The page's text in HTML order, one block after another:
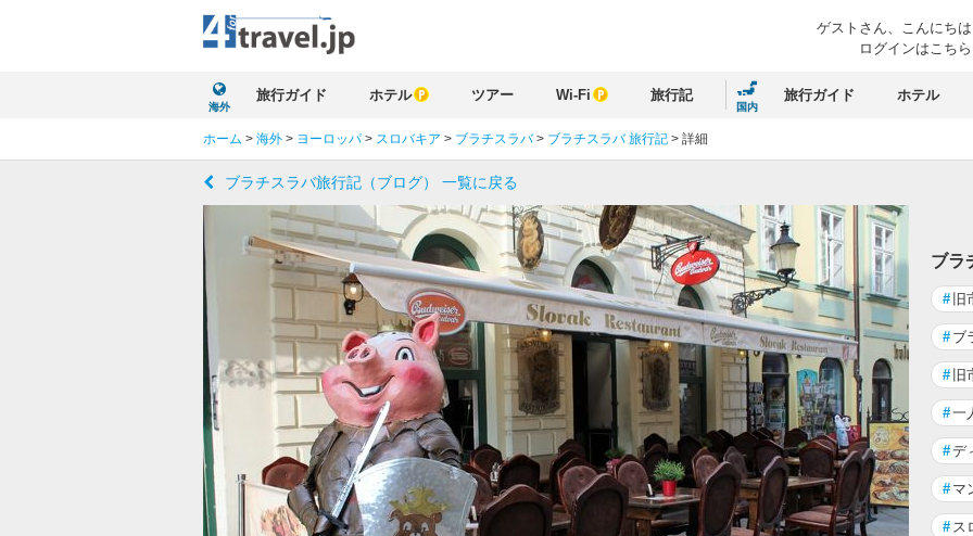
ゲストさん、 こんにちは
ログインはこちら
海外
旅行ガイド ホテル ツアー Wi-Fi 旅行記
国内
旅行ガイド ホテル
ホーム > 海外 > ヨーロッパ > スロバキア > ブラチスラバ > ブラチスラバ 旅行記 > 詳細
ブラチスラバ旅行記（ブログ） 一覧に戻る
ブラ
# 旧
# ブ
#
#一
#デ
# マ
# ス